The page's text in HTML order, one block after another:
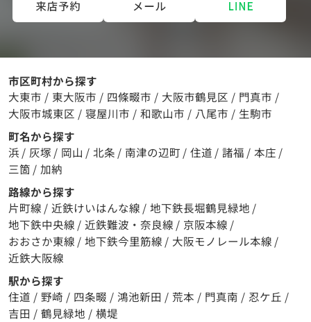
市区町村から探す
大東市 / 東大阪市 / 四條畷市 / 大阪市鶴見区 / 門真市 /
大阪市城東区 / 寝屋川市 / 和歌山市 / 八尾市 / 生駒市
町名から探す
浜 / 灰塚 / 岡山 / 北条 / 南津の辺町 / 住道 / 諸福 / 本庄 /
三箇 / 加納
路線から探す
片町線 / 近鉄けいはんな線 / 地下鉄長堀鶴見緑地 /
地下鉄中央線 / 近鉄難波・奈良線 / 京阪本線 /
おおさか東線 / 地下鉄今里筋線 / 大阪モノレール本線 /
近鉄大阪線
駅から探す
住道 / 野崎 / 四条畷 / 鴻池新田 / 荒本 / 門真南 / 忍ケ丘 /
吉田 / 鶴見緑地 / 横堤